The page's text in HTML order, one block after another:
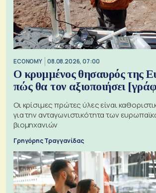
ECONOMY 08.08.2026, 07:00
Ο κρυμμένος θησαυρός της
πώς θα τον αξιοποιήσει
Οι κρίσιμες πρώτες ύλες είναι
για την ανταγωνιστικότητα των
βιομηχανιών
Γρηγόρης Τραγγανίδας